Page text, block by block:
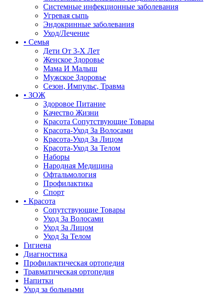
Системные инфекционные заболевания
Угревая сыпь
Эндокринные заболевания
Уход/Лечение
• Семья
Дети От 3-Х Лет
Женское Здоровье
Мама И Малыш
Мужское Здоровье
Сезон, Импульс, Травма
• ЗОЖ
Здоровое Питание
Качество Жизни
Красота Сопутствующие Товары
Красота-Уход За Волосами
Красота-Уход За Лицом
Красота-Уход За Телом
Наборы
Народная Медицина
Офтальмология
Профилактика
Спорт
• Красота
Сопутствующие Товары
Уход За Волосами
Уход За Лицом
Уход За Телом
Гигиена
Диагностика
Профилактическая ортопедия
Травматическая ортопедия
Напитки
Уход за больными